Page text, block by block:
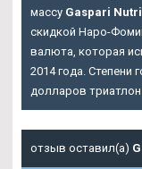
массу Gaspari
скидкой Наро-
валюта, которая
2014 года. Степени
долларов триатлон
отзыв оставил(а)